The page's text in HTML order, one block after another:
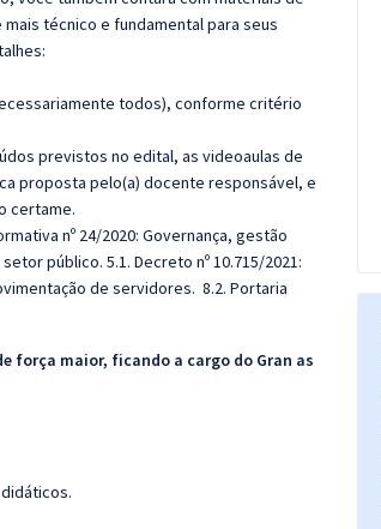
técnico e fundamental para seus
todos), conforme critério
previstos no edital, as videoaulas de
proposta pelo(a) docente responsável, e
certame.
nº 24/2020: Governança, gestão
público. 5.1. Decreto nº 10.715/2021:
de servidores. 8.2. Portaria
força maior, ficando a cargo do Gran as